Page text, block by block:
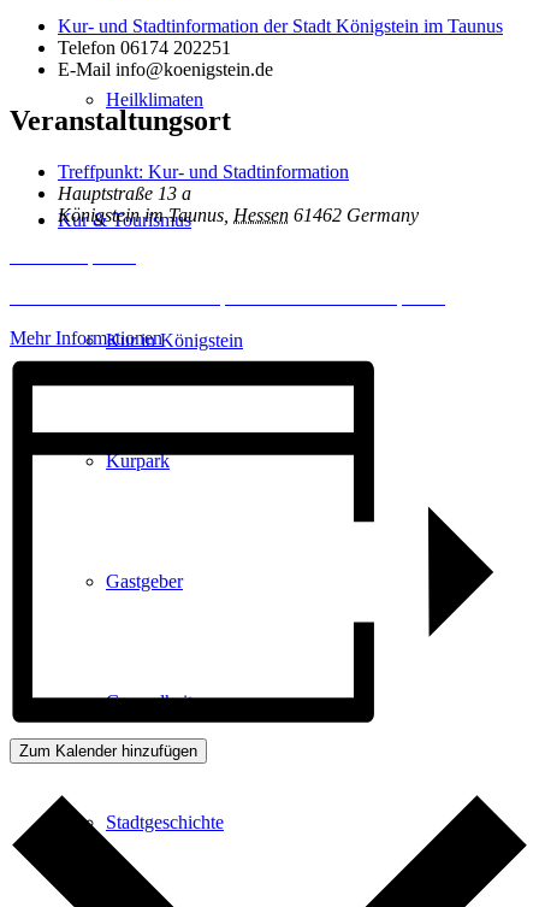
Heilklimaten
Kur & Tourismus
Kur in Königstein
Kurpark
Gastgeber
Gesundheit
Stadtgeschichte
Kur- und Stadtinformation der Stadt Königstein im Taunus
Telefon 06174 202251
E-Mail info@koenigstein.de
Veranstaltungsort
Treffpunkt: Kur- und Stadtinformation
Hauptstraße 13 a
Königstein im Taunus Hessen 61462 Germany
Mehr Informationen
Zum Kalender hinzufügen